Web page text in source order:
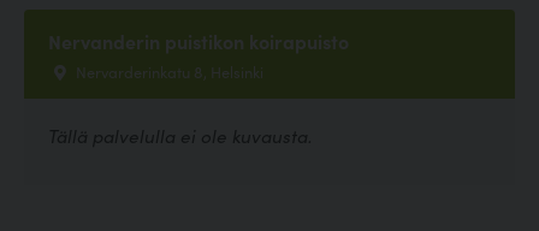
Nervanderin puistikon koirapuisto
Nervarderinkatu 8, Helsinki
Tällä palvelulla ei ole kuvausta.